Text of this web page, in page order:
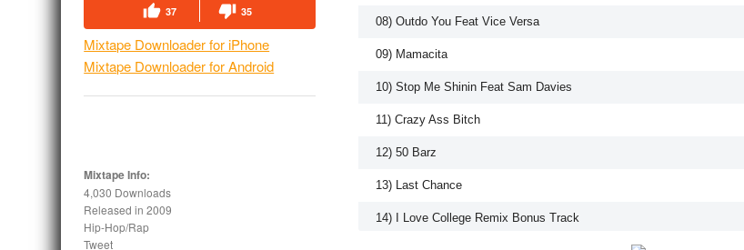
37 35
Mixtape Downloader for iPhone
Mixtape Downloader for Android
Mixtape Info:
4,030 Downloads
Released in2009
Hip-Hop/Rap
Tweet
08) Outdo You Feat Vice Versa
09) Mamacita
10) Stop Me Shinin Feat Sam Davies
11) Crazy Ass Bitch
12) 50 Barz
13) Last Chance
14) I Love College Remix Bonus Track